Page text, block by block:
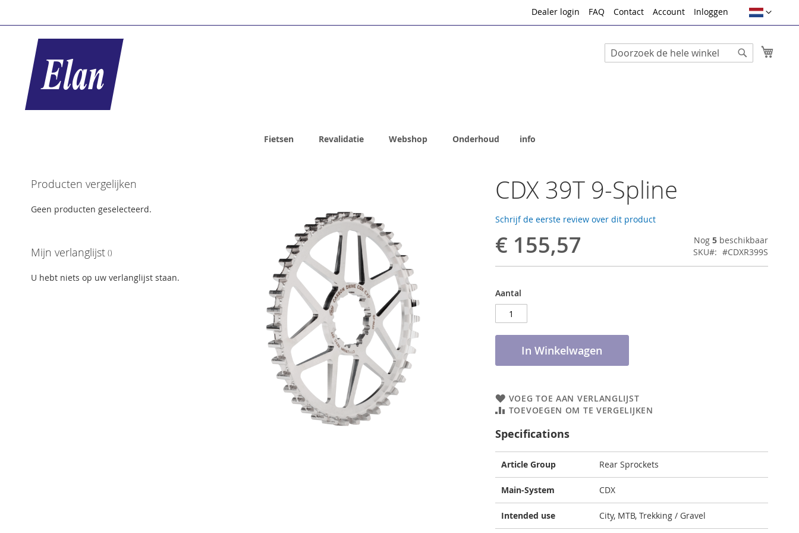
naar
inhoud
Taal
Dealer login FAQ Contact Account Inloggen
Search
Fietsen Revalidatie Webshop Onderhoud info
CDX 39T 9-Spline
Schrijf de eerste review over dit product
€ 155,57 Nog 5beschikbaar
SKU
#CDXR399S
Aantal
In Winkelwagen
VOEG TOE AAN VERLANGLIJST
TOEVOEGEN OM TE VERGELIJKEN
Specifications
Article Group Rear Sprockets
Main-System CDX
Intended use City, MTB, Trekking / Gravel
Producten vergelijken
Geen producten geselecteerd.
Mijn verlanglijst
U hebt niets op uw verlanglijst staan.